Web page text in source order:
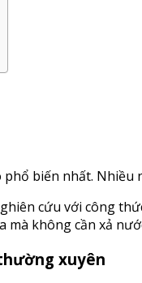
biến nhất. Nhiều
cứu với công
không cần xả
xuyên